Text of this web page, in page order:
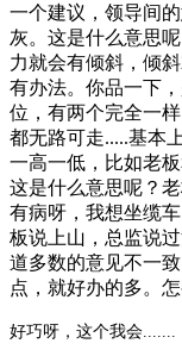
一个建议，领导间
灰。这是什么意思
力就会有倾斜，倾
有办法。你品一下
位，有两个完全一
都无路可走.....基本
一高一低，比如老
这是什么意思呢？
有病呀，我想坐缆
板说上山，总监说
道多数的意见不一
点，就好办的多。
好巧呀，这个我会.......